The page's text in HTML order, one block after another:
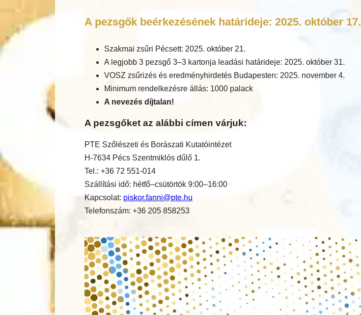
A pezsgők beérkezésének határideje: 2025. október 17.
Szakmai zsűri Pécsett: 2025. október 21.
A legjobb 3 pezsgő 3–3 kartonja leadási határideje: 2025. október 31.
VOSZ zsűrizés és eredményhirdetés Budapesten: 2025. november 4.
Minimum rendelkezésre állás: 1000 palack
A nevezés díjtalan!
A pezsgőket az alábbi címen várjuk:
PTE Szőlészeti és Borászati Kutatóintézet
H-7634 Pécs Szentmiklós dűlő 1.
Tel.: +36 72 551-014
Szállítási idő: hétfő–csütörtök 9:00–16:00
Kapcsolat: piskor.fanni@pte.hu
Telefonszám: +36 205 858253